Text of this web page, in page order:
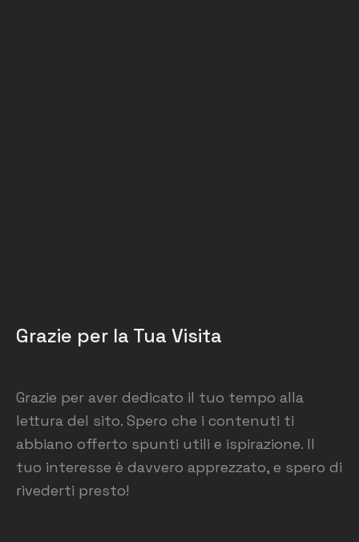
Grazie per la Tua Visita
Grazie per aver dedicato il tuo tempo alla
lettura del sito. Spero che i contenuti ti
abbiano offerto spunti utili e ispirazione. Il
tuo interesse è davvero apprezzato, e spero di
rivederti presto!